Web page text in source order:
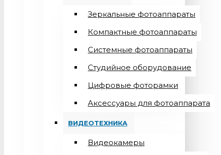
Зеркальные фотоаппараты
Компактные фотоаппараты
Системные фотоаппараты
Студийное оборудование
Цифровые фоторамки
Aксессуары для фотоаппарата
ВИДЕОТЕХНИКА
Видеокамеры